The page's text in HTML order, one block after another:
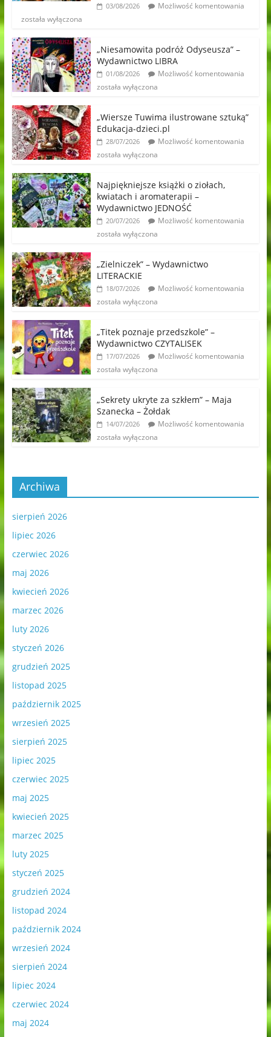
03/08/2026
Możliwość komentowania
została wyłączona
„Niesamowita podróż Odyseusza” –
Wydawnictwo LIBRA
01/08/2026
Możliwość komentowania
została wyłączona
„Wiersze Tuwima ilustrowane sztuką”
Edukacja-dzieci.pl
28/07/2026
Możliwość komentowania
została wyłączona
Najpiękniejsze książki o ziołach,
kwiatach i aromaterapii –
Wydawnictwo JEDNOŚĆ
20/07/2026
Możliwość komentowania
została wyłączona
„Zielniczek” – Wydawnictwo
LITERACKIE
18/07/2026
Możliwość komentowania
została wyłączona
„Titek poznaje przedszkole” –
Wydawnictwo CZYTALISEK
17/07/2026
Możliwość komentowania
została wyłączona
„Sekrety ukryte za szkłem” – Maja
Szanecka – Żołdak
14/07/2026
Możliwość komentowania
została wyłączona
Archiwa
sierpień 2026
lipiec 2026
czerwiec 2026
maj 2026
kwiecień 2026
marzec 2026
luty 2026
styczeń 2026
grudzień 2025
listopad 2025
październik 2025
wrzesień 2025
sierpień 2025
lipiec 2025
czerwiec 2025
maj 2025
kwiecień 2025
marzec 2025
luty 2025
styczeń 2025
grudzień 2024
listopad 2024
październik 2024
wrzesień 2024
sierpień 2024
lipiec 2024
czerwiec 2024
maj 2024